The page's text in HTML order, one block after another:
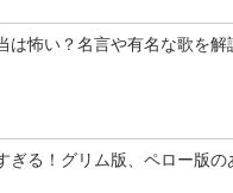
は怖い？名言や有名な歌を解
ぎる！グリム版、ペロー版